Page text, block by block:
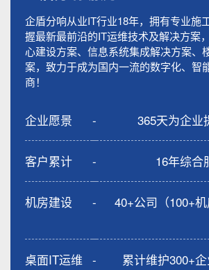
企盾分响从业IT行业18年，拥有专业施
握最新最前沿的IT运维技术及解决方案
心建设方案、信息系统集成解决方案、
案，致力于成为国内一流的数字化、智
商！
企业愿景 - 365天为企业
客户累计 - 16年综合
机房建设 -
40+公司（100+
桌面IT运维 - 累计维护300+